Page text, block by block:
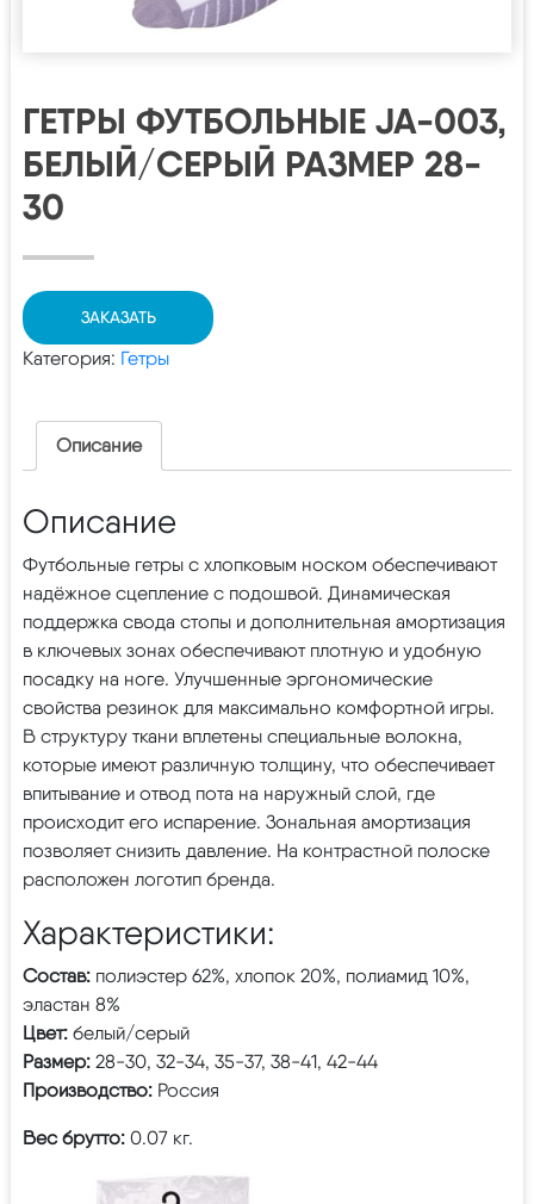
ГЕТРЫ ФУТБОЛЬНЫЕ JA-003,
БЕЛЫЙ/СЕРЫЙ РАЗМЕР 28-
30
ЗАКАЗАТЬ
Категория: Гетры
Описание
Описание
Футбольные гетры с хлопковым носком обеспечивают
надёжное сцепление с подошвой. Динамическая
поддержка свода стопы и дополнительная амортизация
в ключевых зонах обеспечивают плотную и удобную
посадку на ноге. Улучшенные эргономические
свойства резинок для максимально комфортной игры.
В структуру ткани вплетены специальные волокна,
которые имеют различную толщину, что обеспечивает
впитывание и отвод пота на наружный слой, где
происходит его испарение. Зональная амортизация
позволяет снизить давление. На контрастной полоске
расположен логотип бренда.
Характеристики:
Состав: полиэстер 62%, хлопок 20%, полиамид 10%,
эластан 8%
Цвет: белый/серый
Размер: 28-30, 32-34, 35-37, 38-41, 42-44
Производство: Россия
Вес брутто: 0.07 кг.